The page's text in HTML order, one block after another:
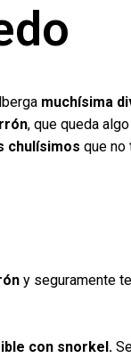
muchísima
, que queda
chulísimos que no
y seguramente
con snorkel.